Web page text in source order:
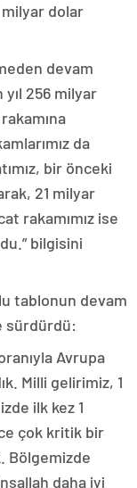
dolar
devam
yıl 256 milyar
da
bir önceki
21 milyar
rakamımız ise
bilgisini
tablonun devam
sürdürdü:
Avrupa
Milli gelirimiz, 1
ilk kez 1
çok kritik bir
Bölgemizde
daha iyi